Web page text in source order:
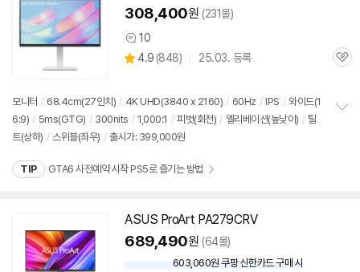
308,400원 (231몰)
상
품
10
별
4.9 (상
뷰
848) 25.03. 등록
관
모니터 / 68.4cm(27인치) / 4K UHD(3840 x 2160) / 60Hz / IPS / 와이드(1
6:9) / 5ms(GTG) / 300nits / 1,000:1 / 피벗(회전) / 엘리베이션(높낮이) / 틸
트(상하) / 스위블(좌우) / 출시가: 399,000원
TIP GTA6 사전예약 시작 PS5로 즐기는 방법
ASUS ProArt PA279CRV
689,490원 (64몰)
603,060원 쿠팡 신한카드 구매 시